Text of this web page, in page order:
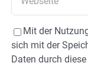
Mit der
sich mit der
Daten durch